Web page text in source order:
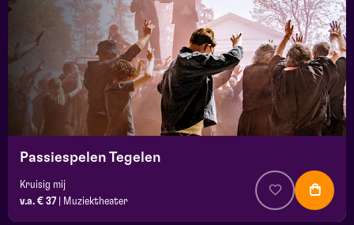
Passiespelen Tegelen
Kruisig mij
v.a. € 37
Muziektheater